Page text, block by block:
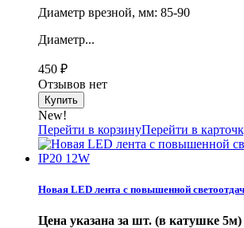
Диаметр врезной, мм: 85-90
Диаметр...
450 ₽
Отзывов нет
New!
Перейти в корзинуПерейти в
Новая LED лента с повышенной
Цена указана за шт. (в катушке 5м)